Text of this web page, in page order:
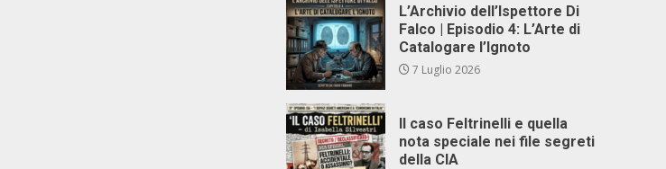
L’Archivio dell’Ispettore Di
Falco | Episodio 4: L’Arte di
Catalogare l’Ignoto
7 Luglio 2026
Il caso Feltrinelli e quella
nota speciale nei file segreti
della CIA